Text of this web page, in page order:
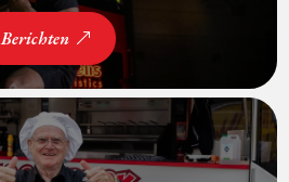
Berichten